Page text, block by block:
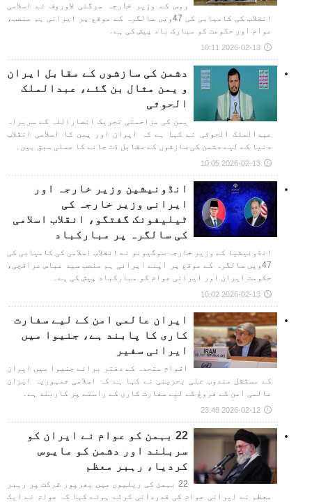
روس کے وزیر خارجہ سرگئی لاوروف نے اسلامی
انقلاب کی کامیابی کی 47ویں سالگرہ کے موقع پر ایرانی ہم منصب،
عوام اور حکومت کو مبارک باد پیش کی ہے۔
2026-02-13 10:11
دشمن کی سازشوں کے مقابل ایران
و یمن مثال بن گئے، عبدالملک
الحوثی
یمن کی مزاحمتی تحریک انصاراللہ کے سربراہ
عبدالملک الحوثی نے کہا ہے کہ ایران اور یمن کا اسلامی انقلاب
دنیا کے لیے دشمن کی سازشوں کے مقابل ڈٹ جانے کا عملی سبق ہیں۔
2026-02-13 10:05
انڈونیشین وزیر خارجہ اور
ایرانی وزیر خارجہ کی
ٹیلیفونک گفتگو، انقلاب اسلامی
کی سالگرہ پر مبارکباد
انڈونیشیا کے وزیر خارجہ سوگیونو نے انقلاب اسلامی کی کامیابی کی
47ویں سالگرہ کے موقع پر اپنے ایرانی ہم منصب سید عباس عراقچی،
حکومت ایران اور ایرانی عوام کو مبارکباد پیش کی ہے۔
2026-02-13 10:02
ایران عالمی امن کے لیے سفارت
کاری کا پابند ہے، جنیوا میں
ایرانی سفیر
اقوام متحدہ کے دفتر برائے جنیوا میں ایران
کے مستقل مندوب علی بحرینی نے کہا ہے کہ اسلامی جمہوریہ ایران
عالمی امن کے فروغ کے لیے سفارت کاری کے راستے پر کاربند ہے۔
2026-02-12 23:48
22 بہمن کو عوام نے ایران کو
سربلند اور دشمن کو مایوس
کردیا، رہبر معظم
22 بہمن کی ریلیوں میں بھرپور شرکت پر رہبر
معظم نے ایرانی عوام کی قدردانی کرتے ہوئے کہا کہ عوام نے ایک